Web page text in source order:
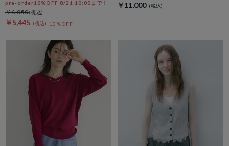
pre-order10%OFF 8/21 10:00まで！
￥5,445 10％OFF
￥6,050
￥11,000